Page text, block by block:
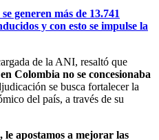
generen más de 13.741
y con esto se impulse la
de la ANI, resaltó que
Colombia no se concesionaba
se busca fortalecer la
del país, a través de su
apostamos a mejorar las